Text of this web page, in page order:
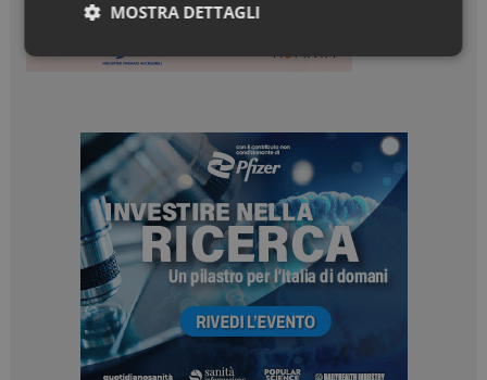
MOSTRA DETTAGLI
Necessari Marketing
Necessari Marketing
I cookie necessari contribuiscono a rendere fruibile il
sito web abilitandone funzionalità di base quali la
navigazione sulle pagine e l'accesso alle aree
protette del sito. Il sito web non è in grado di
funzionare correttamente senza questi cookie.
NOME
FORNITORE / DOMINIO